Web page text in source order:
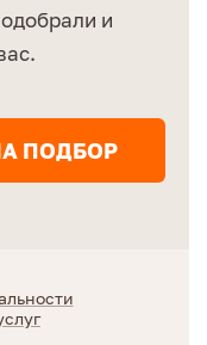
и
ПОДБОР